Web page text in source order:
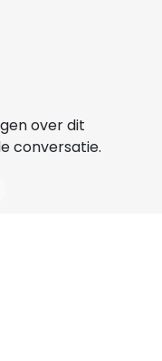
over dit
conversatie.